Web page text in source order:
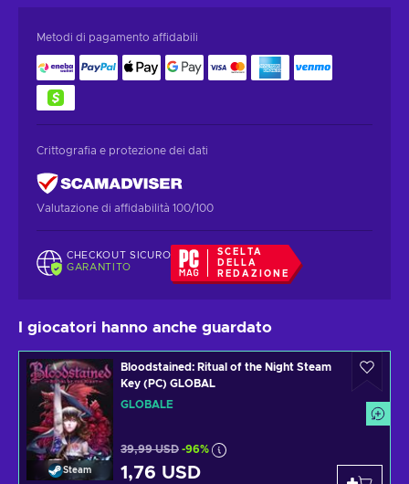
Metodi di pagamento affidabili
Crittografia e protezione dei dati
Valutazione di affidabilità 100/100
CHECKOUT SICURO
GARANTITO
SCELTA
DELLA
REDAZIONE
I giocatori hanno anche guardato
Steam
Bloodstained: Ritual of the Night Steam
Key (PC) GLOBAL
GLOBALE
39,99 USD -96%
1,76 USD